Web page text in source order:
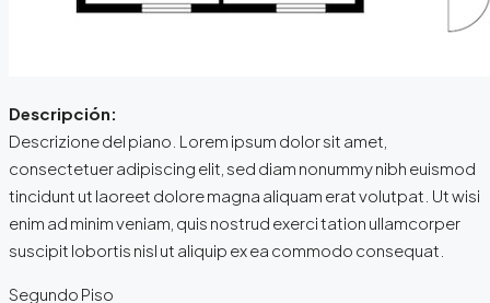
Descripción:
Descrizione del piano. Lorem ipsum dolor sit amet,
consectetuer adipiscing elit, sed diam nonummy nibh euismod
tincidunt ut laoreet dolore magna aliquam erat volutpat. Ut wisi
enim ad minim veniam, quis nostrud exerci tation ullamcorper
suscipit lobortis nisl ut aliquip ex ea commodo consequat.
Segundo Piso